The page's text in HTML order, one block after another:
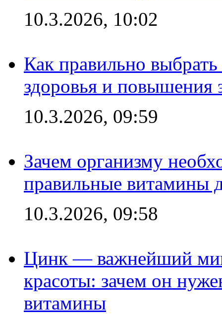
10.3.2026, 10:02
Как правильно
здоровья и повышения
10.3.2026, 09:59
Зачем организму
правильные витамины
10.3.2026, 09:58
Цинк — важнейший
красоты: зачем он
витамины